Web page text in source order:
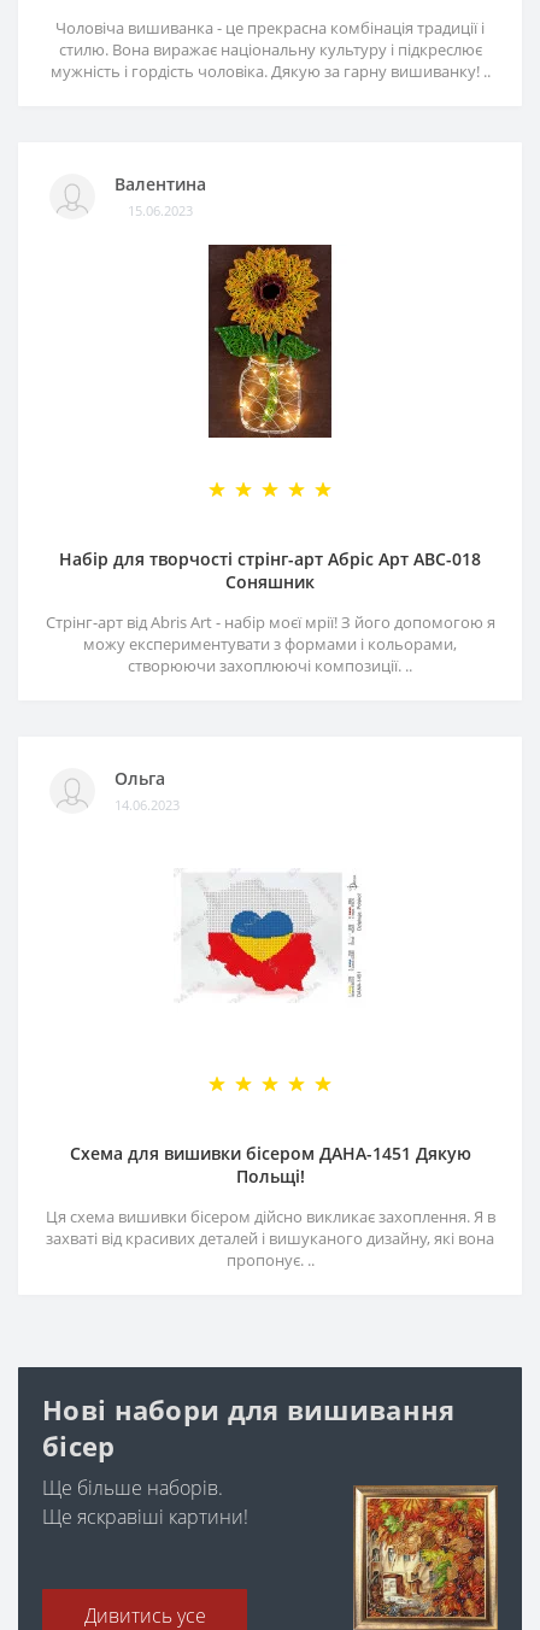
Чоловіча вишиванка - це прекрасна комбінація традиції і
стилю. Вона виражає національну культуру і підкреслює
мужність і гордість чоловіка. Дякую за гарну вишиванку! ..
Валентина
15.06.2023
Набір для творчості стрінг-арт Абріс Арт АВС-018
Соняшник
Стрінг-арт від Abris Art - набір моєї мрії! З його допомогою я
можу експериментувати з формами і кольорами,
створюючи захоплюючі композиції. ..
Ольга
14.06.2023
Схема для вишивки бісером ДАНА-1451 Дякую
Польщі!
Ця схема вишивки бісером дійсно викликає захоплення. Я в
захваті від красивих деталей і вишуканого дизайну, які вона
пропонує. ..
Нові набори для вишивання
бісер
Ще більше наборів.
Ще яскравіші картини!
Дивитись усе